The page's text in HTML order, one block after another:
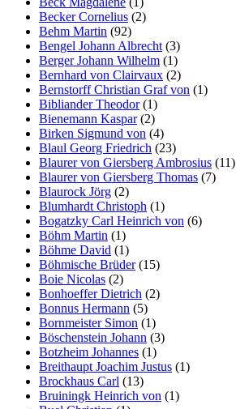
Becker Cornelius (2)
Behm Martin (92)
Bengel Johann Albrecht (3)
Berger Johann Wilhelm (1)
Bernhard von Clairvaux (2)
Bernstorff Christian Graf von (1)
Bibliander Theodor(1)
Bienemann Kaspar(2)
Birken Sigmund von (4)
Blaul Georg Friedrich (23)
Blaurer von Giersberg Ambrosius (11)
Blaurer von Giersberg Thomas (7)
Blaurock Jörg (2)
Blumhardt Christoph (1)
Bogatzky Carl Heinrich von (6)
Böhm Martin (1)
Böhme David (1)
Böhmische Brüder(15)
Boie Nicolas (2)
Bonhoeffer Dietrich (2)
Bonnus Hermann (5)
Bornmeister Simon (1)
Böschenstein Johann (3)
Botzheim Johannes (1)
Breithaupt Joachim Justus (1)
Brockhaus Carl (13)
Bruiningk Heinrich von (1)